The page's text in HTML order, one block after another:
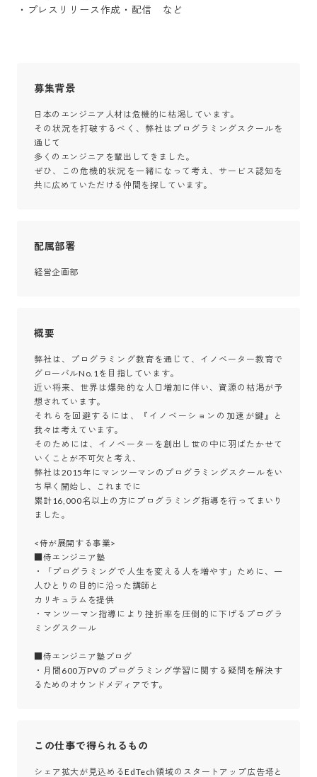
・プレスリリース作成・配信　など
募集背景
日本のエンジニア人材は危機的に枯渇しています。
その状況を打破するべく、弊社はプログラミングスクールを
通じて
多くのエンジニアを輩出してきました。
ぜひ、この危機的状況を一緒になって考え、サービス認知を
共に広めていただける仲間を探しています。
配属部署
経営企画部
概要
弊社は、プログラミング教育を通じて、イノベーター教育で
グローバルNo.1を目指しています。
近い将来、世界は爆発的な人口増加に伴い、資源の枯渇が予
想されています。
それらを回避するには、『イノベーションの加速が鍵』と
我々は考えています。
そのためには、イノベーターを創出し世の中に羽ばたかせて
いくことが不可欠と考え、
弊社は2015年にマンツーマンのプログラミングスクールをい
ち早く開始し、これまでに
累計16,000名以上の方にプログラミング指導を行ってまいり
ました。
<侍が展開する事業>
■侍エンジニア塾
・「プログラミングで人生を変える人を増やす」ために、一
人ひとりの目的に沿った講師と
カリキュラムを提供
・マンツーマン指導により挫折率を圧倒的に下げるプログラ
ミングスクール
■侍エンジニア塾ブログ
・月間600万PVのプログラミング学習に関する疑問を解決す
るためのオウンドメディアです。
この仕事で得られるもの
シェア拡大が見込めるEdTech領域のスタートアップ広告塔と